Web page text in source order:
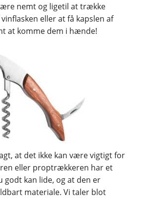
nemt og ligetil at trække
eller at få kapslen af
at komme dem i hænde!
at det ikke kan være vigtigt for
eller proptrækkeren har et
godt kan lide, og at den er
materiale. Vi taler blot